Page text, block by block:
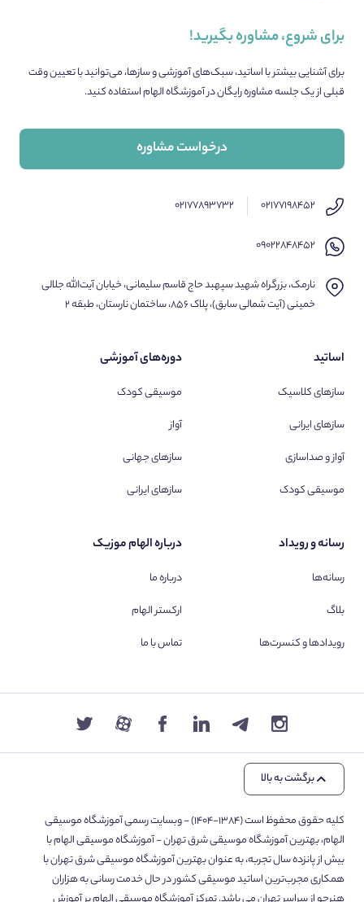
برای شروع، مشاوره بگیرید!
برای آشنایی بیشتر با اساتید، سبک‌های آموزشی و سازها، می‌توانید با تعیین وقت
قبلی از یک جلسه مشاوره رایگان در آموزشگاه الهام استفاده کنید.
درخواست مشاوره
۰۲۱۷۷۱۹۸۴۵۲ ۰۲۱۷۷۸۹۳۷۳۲
۰۹۰۲۲۸۴۸۴۵۲
نارمک، بزرگراه شهید سپهبد حاج قاسم سلیمانی، خیابان آیت‌الله جلالی
خمینی (آیت شمالی سابق)، پلاک ۸۵۶، ساختمان نارستان، طبقه ۲
اساتید
سازهای کلاسیک
سازهای ایرانی
آواز و صداسازی
موسیقی کودک
دوره‌های آموزشی
موسیقی کودک
آواز
سازهای جهانی
سازهای ایرانی
رسانه و رویداد
رسانه‌ها
بلاگ
رویدادها و کنسرت‌ها
درباره الهام موزیک
درباره ما
ارکستر الهام
تماس با ما
برگشت به بالا
کلیه حقوق محفوظ است (۱۳۸۴-۱۴۰۴) - وبسایت رسمی آموزشگاه موسیقی
الهام، بهترین آموزشگاه موسیقی شرق تهران - آموزشگاه موسیقی الهام با
بیش از پانزده سال تجربه، به عنوان بهترین آموزشگاه موسیقی شرق تهران با
همکاری مجرب‌ترین اساتید موسیقی کشور در حال خدمت رسانی به هزاران